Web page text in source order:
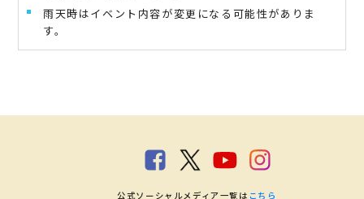
雨天時はイベント内容が変更になる可能性がありま
す。
公式ソーシャルメディア一覧は こちら